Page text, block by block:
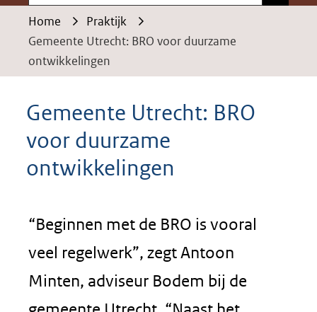
Home
Praktijk
Gemeente Utrecht: BRO voor duurzame
ontwikkelingen
Gemeente Utrecht: BRO
voor duurzame
ontwikkelingen
“Beginnen met de BRO is vooral
veel regelwerk”, zegt Antoon
Minten, adviseur Bodem bij de